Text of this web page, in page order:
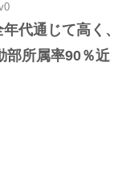
代通じて高く、
部所属率90％近